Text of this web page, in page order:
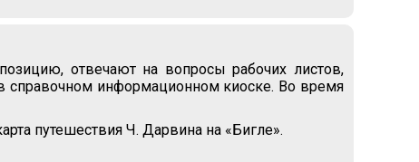
отвечают на вопросы рабочих листов,
справочном информационном киоске. Во время
путешествия Ч. Дарвина на «Бигле».